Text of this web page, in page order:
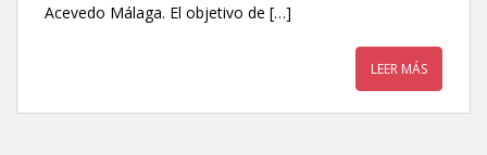
Acevedo Málaga. El objetivo de […]
LEER MÁS